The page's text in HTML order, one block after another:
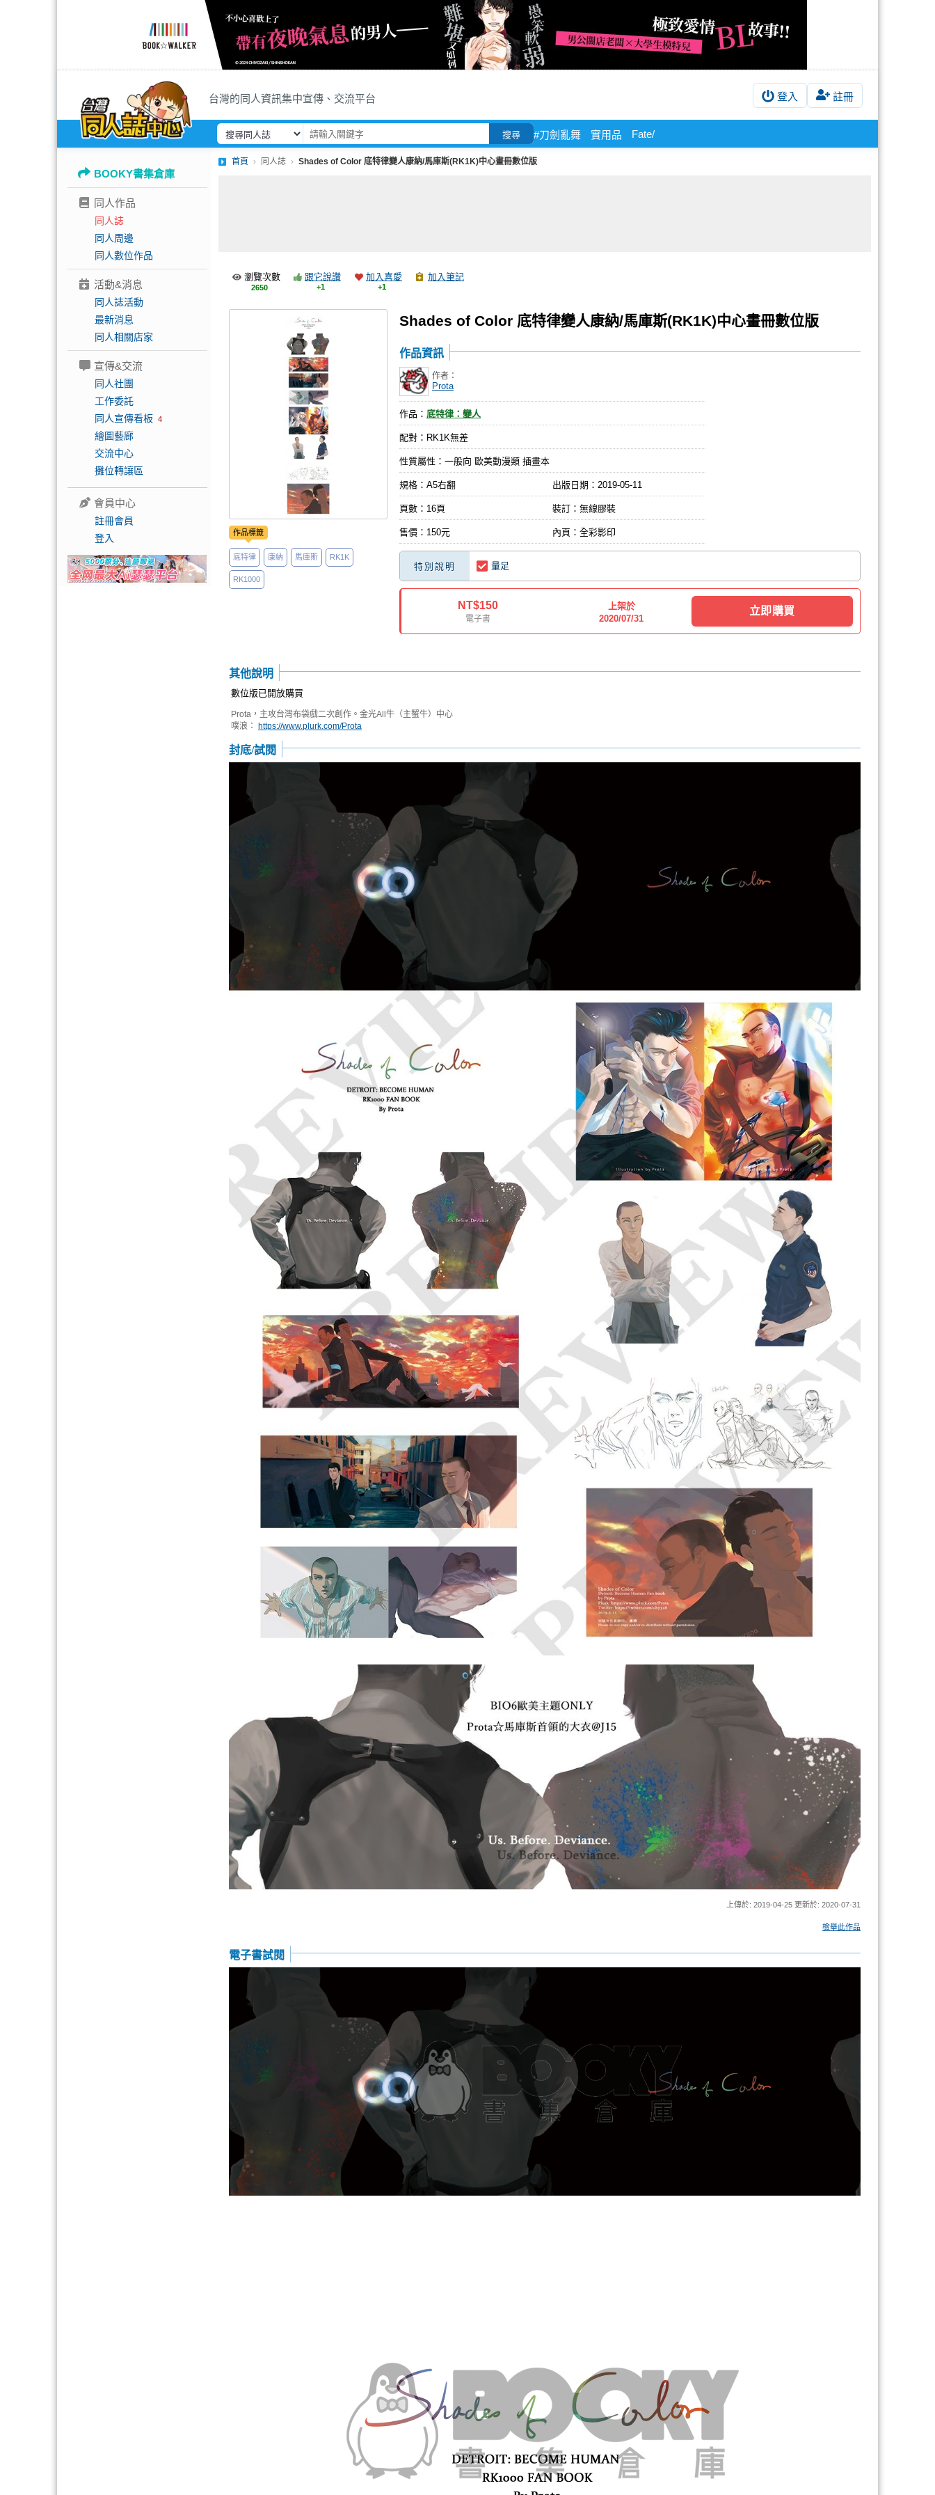
台灣的同人資訊集中宣傳、交流平台 登入 註冊
搜尋 #刀劍亂舞 實用品 Fate/
BOOKY書集倉庫
同人作品
同人誌
同人周邊
同人數位作品
活動&消息
同人誌活動
最新消息
同人相關店家
宣傳&交流
同人社團
工作委託
同人宣傳看板 4
繪圖藝廊
交流中心
攤位轉讓區
會員中心
註冊會員
登入
首頁 同人誌 Shades of Color 底特律變人康納/馬庫斯(RK1K)中心畫冊數位版
瀏覽次數
2650
跟它說讚
+1
加入喜愛
+1
加入筆記
Shades of Color 底特律變人康納/馬庫斯(RK1K)中心畫冊數位版
作品標籤
底特律 康納 馬庫斯 RK1K
RK1000
作品資訊
作者：
Prota
作品： 底特律：變人
配對：RK1K無差
性質屬性：一般向 歐美動漫類 插畫本
規格：A5右翻 出版日期： 2019-05-11
頁數：16頁 裝訂：無線膠裝
售價：150元 內頁：全彩影印
特別說明 量足
NT$150
電子書
上架於
2020/07/31
立即購買
其他說明
數位版已開放購買
Prota，主攻台灣布袋戲二次創作。金光All牛（主蟹牛）中心
噗浪： https://www.plurk.com/Prota
封底/試閱
上傳於: 2019-04-25 更新於: 2020-07-31
檢舉此作品
電子書試閱